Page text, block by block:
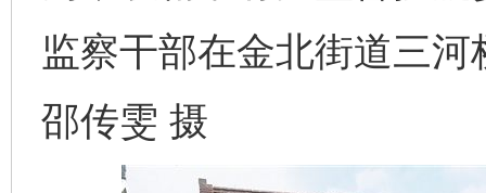
监察干部在金北街道三
邵传雯 摄